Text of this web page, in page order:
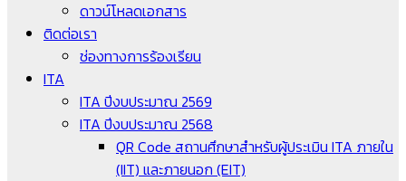
ดาวน์โหลดเอกสาร
ติดต่อเรา
ช่องทางการร้องเรียน
ITA
ITA ปีงบประมาณ 2569
ITA ปีงบประมาณ 2568
QR Code สถานศึกษาสำหรับผู้ประเมิน ITA ภายใน
(IIT) และภายนอก (EIT)